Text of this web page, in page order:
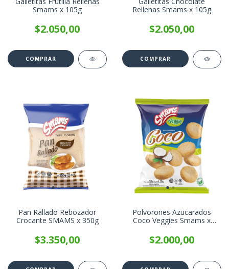
Smams x 105g
$2.050,00
Rellenas Smams x 105g
$2.050,00
Pan Rallado Rebozador
Crocante SMAMS x 350g
$3.350,00
Polvorones Azucarados
Coco Veggies Smams x
$2.000,00